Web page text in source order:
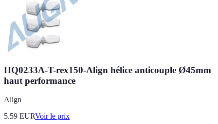
HQ0233A-T-rex150-Align hélice anticouple Ø45mm
haut performance
Align
5.59 EURVoir le prix